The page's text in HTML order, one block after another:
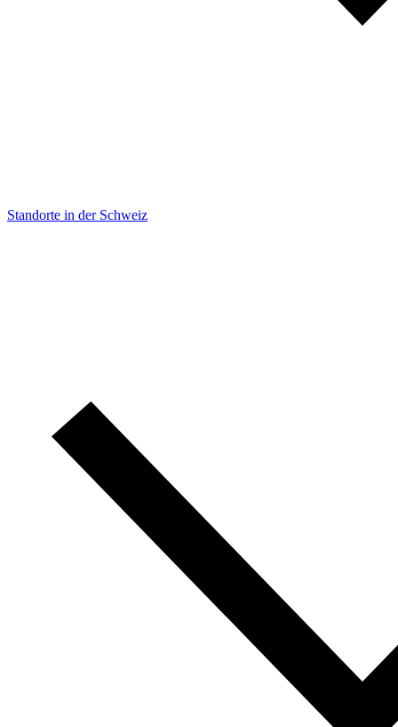
Standorte in der Schweiz